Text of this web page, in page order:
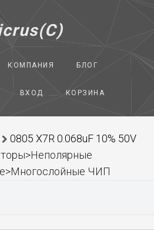
КОМПАНИЯ БЛОГ
ВХОД КОРЗИНА
0805 X7R 0.068uF 10% 50V
ЧИП